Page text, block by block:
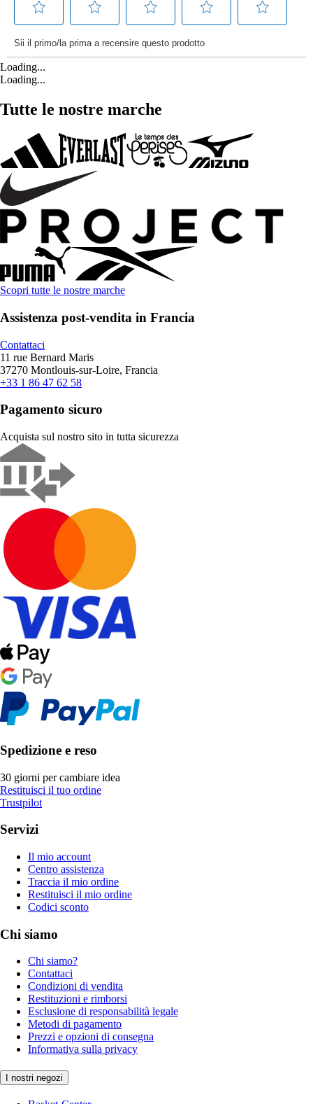
Loading...
Loading...
Tutte le nostre marche
Scopri tutte le nostre marche
Assistenza post-vendita in Francia
Contattaci
11 rue Bernard Maris
37270 Montlouis-sur-Loire, Francia
+33 1 86 47 62 58
Pagamento sicuro
Acquista sul nostro sito in tutta sicurezza
Spedizione e reso
30 giorni per cambiare idea
Restituisci il tuo ordine
Trustpilot
Servizi
Il mio account
Centro assistenza
Traccia il mio ordine
Restituisci il mio ordine
Codici sconto
Chi siamo
Chi siamo?
Contattaci
Condizioni di vendita
Restituzioni e rimborsi
Esclusione di responsabilità legale
Metodi di pagamento
Prezzi e opzioni di consegna
Informativa sulla privacy
I nostri negozi